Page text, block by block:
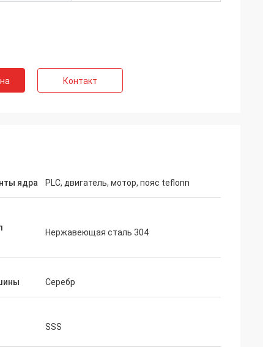
Контакт
ядра PLC, двигатель, мотор, пояс teflonn
Нержавеющая сталь 304
Серебр
SSS